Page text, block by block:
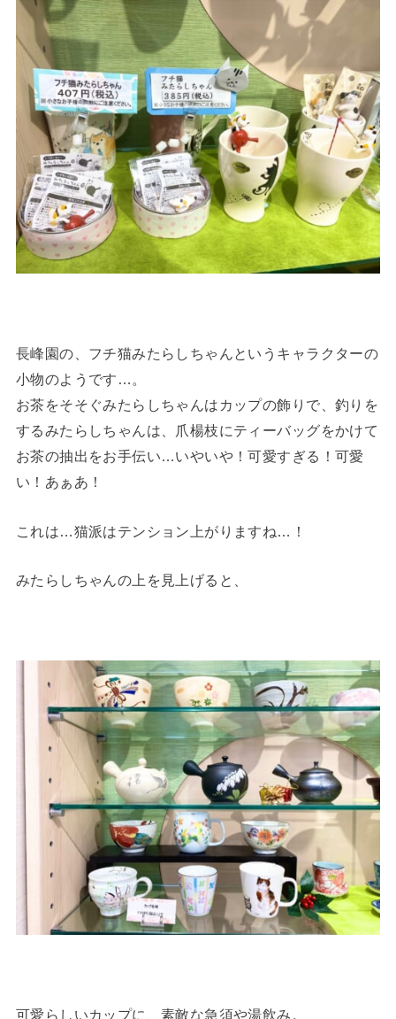
長峰園の、フチ猫みたらしちゃんというキャラクターの
小物のようです…。
お茶をそそぐみたらしちゃんはカップの飾りで、釣りを
するみたらしちゃんは、爪楊枝にティーバッグをかけて
お茶の抽出をお手伝い…いやいや！可愛すぎる！可愛
い！あぁあ！
これは…猫派はテンション上がりますね…！
みたらしちゃんの上を見上げると、
可愛らしいカップに、素敵な急須や湯飲み。